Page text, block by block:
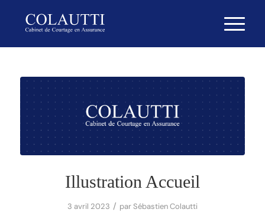
Illustration Accueil
3 avril 2023 / parSébastien Colautti